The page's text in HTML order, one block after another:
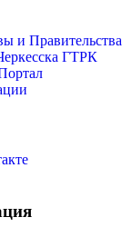
и Правительства
ГТРК